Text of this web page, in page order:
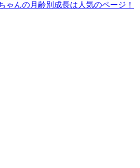
ゃんの月齢別成長は人気のページ！